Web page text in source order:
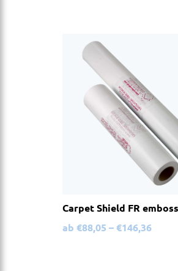
Carpet Shield FR
ab €88,05 – €146,36